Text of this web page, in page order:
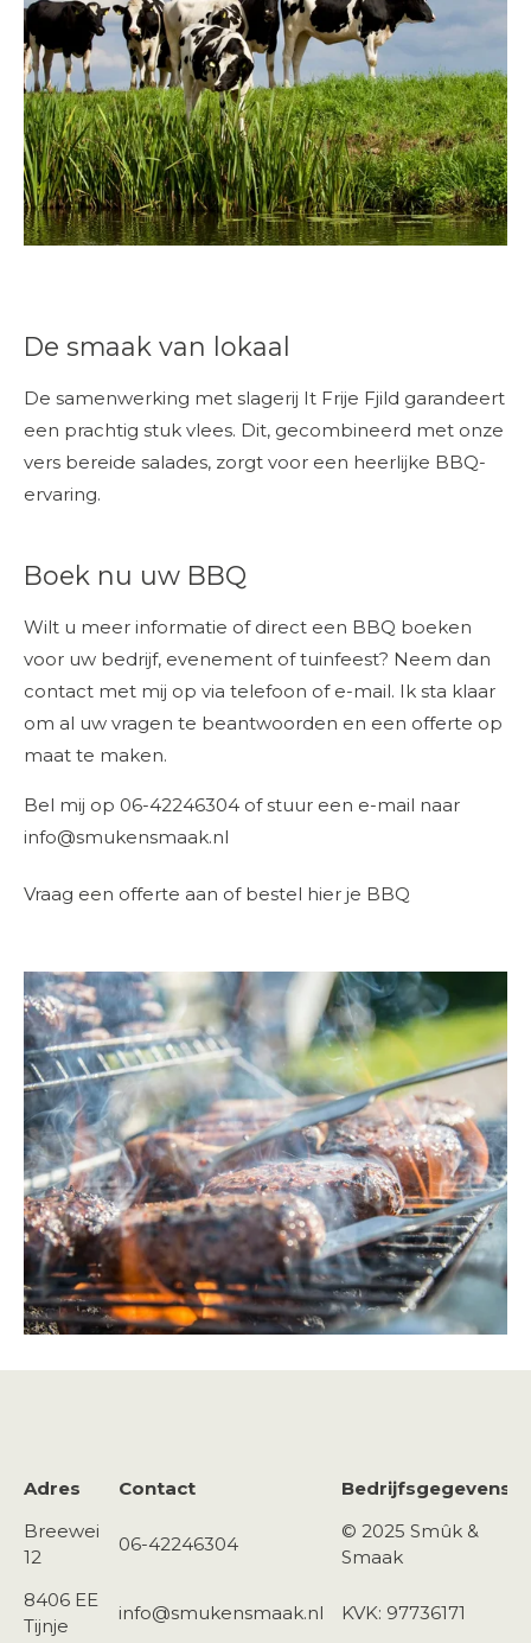
De smaak van lokaal
De samenwerking met slagerij It Frije Fjild garandeert
een prachtig stuk vlees. Dit, gecombineerd met onze
vers bereide salades, zorgt voor een heerlijke BBQ-
ervaring.
Boek nu uw BBQ
Wilt u meer informatie of direct een BBQ boeken
voor uw bedrijf, evenement of tuinfeest? Neem dan
contact met mij op via telefoon of e-mail. Ik sta klaar
om al uw vragen te beantwoorden en een offerte op
maat te maken.
Bel mij op 06-42246304 of stuur een e-mail naar
info@smukensmaak.nl
Vraag een offerte aan of bestel hier je BBQ
Adres Contact
Bedrijfsgegevens
Breewei
12
06-42246304
© 2025 Smûk &
Smaak
8406 EE
Tijnje
info@smukensmaak.nl KVK: 97736171